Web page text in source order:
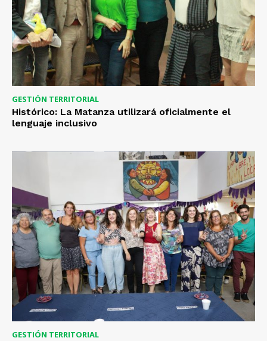
GESTIÓN TERRITORIAL
Histórico: La Matanza utilizará oficialmente el
lenguaje inclusivo
GESTIÓN TERRITORIAL